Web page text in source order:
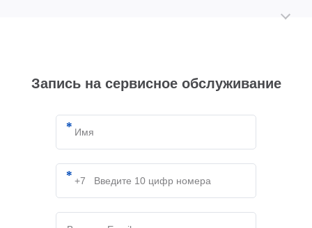
Запись на сервисное обслуживание